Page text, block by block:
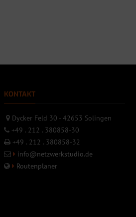
KONTAKT
Dycker Feld 30 - 42653 Solingen
+49 . 212 . 380858-30
+49 . 212 . 380858-32
info@netzwerkstudio.de
Routenplaner